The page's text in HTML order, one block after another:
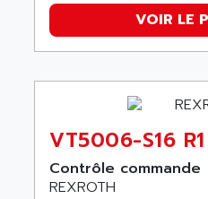
VOIR LE
VT5006-S16 R1
Contrôle commande
REXROTH